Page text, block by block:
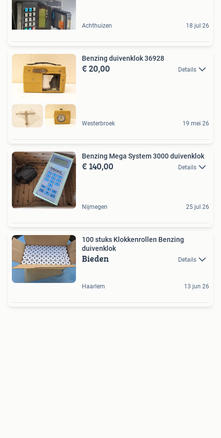
Achthuizen 18 jul 26
Benzing duivenklok 36928
€ 20,00 Details
Westerbroek 19 mei 26
Benzing Mega System 3000 duivenklok
€ 140,00 Details
Nijmegen 25 jul 26
100 stuks Klokkenrollen Benzing
duivenklok
Bieden Details
Haarlem 13 jun 26